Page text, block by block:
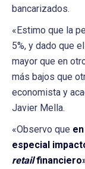
bancarizados.
«Estimo que la
5%, y dado que
mayor que en
más bajos que
economista y
Javier Mella.
«Observo que
especial
retail